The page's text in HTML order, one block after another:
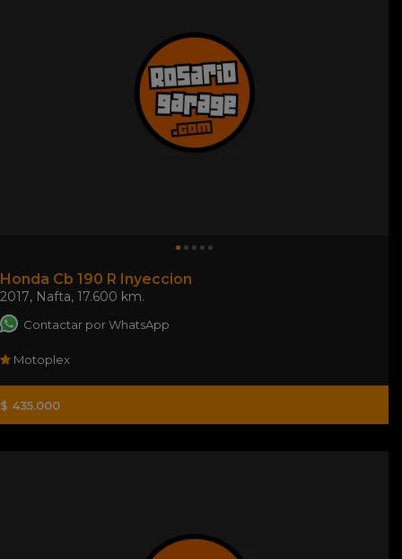
Honda Cb 190 R Inyeccion
2017, Nafta, 17.600 km.
Contactar por WhatsApp
Motoplex
$ 435.000